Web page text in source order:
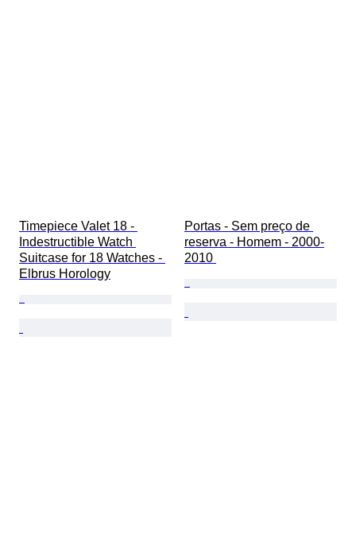
Timepiece Valet 18 -
Indestructible Watch
Suitcase for 18 Watches -
Elbrus Horology
Portas - Sem preço de
reserva - Homem - 2000-
2010